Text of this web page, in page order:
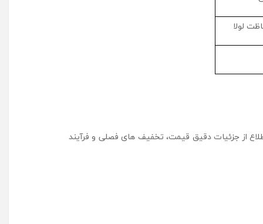
لولا
از جزئیات دقیق قیمت، تخفیف‌ های فصلی و فرآیند